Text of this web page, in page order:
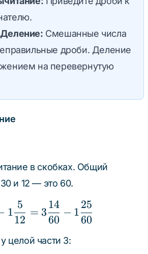
Смешанные числа
дроби. Деление
на перевернутую
в скобках. Общий
и 12 — это 60.
3\frac{7}{30} -
1
12
5
= 3
60
14
− 1
60
25
целой части 3: